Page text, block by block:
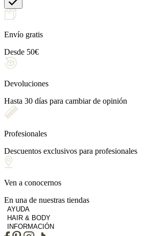
Envío gratis
Desde 50€
Devoluciones
Hasta 30 días para cambiar de opinión
Profesionales
Descuentos exclusivos para profesionales
Ven a conocernos
En una de nuestras tiendas
AYUDA
HAIR & BODY
INFORMACIÓN